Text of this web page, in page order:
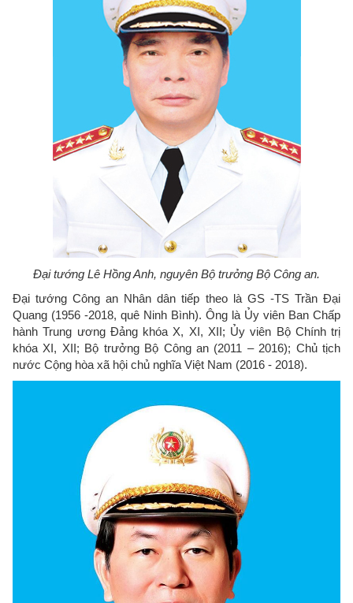
Đại tướng Lê Hồng Anh, nguyên Bộ trưởng Bộ Công an.
Đại tướng Công an Nhân dân tiếp theo là GS -TS Trần Đại
Quang (1956 -2018, quê Ninh Bình). Ông là Ủy viên Ban Chấp
hành Trung ương Đảng khóa X, XI, XII; Ủy viên Bộ Chính trị
khóa XI, XII; Bộ trưởng Bộ Công an (2011 – 2016); Chủ tịch
nước Cộng hòa xã hội chủ nghĩa Việt Nam (2016 - 2018).